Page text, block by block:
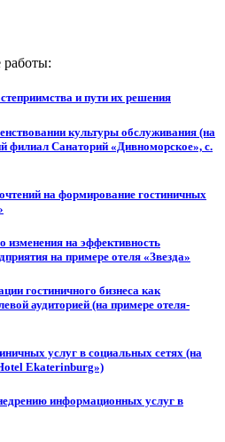
работы:
и пути их решения
культуры обслуживания (на
Санаторий «Дивноморское», с.
на формирование гостиничных
изменения на эффективность
на примере отеля «Звезда»
гостиничного бизнеса как
аудиторией (на примере отеля-
услуг в социальных сетях (на
Ekaterinburg»)
информационных услуг в